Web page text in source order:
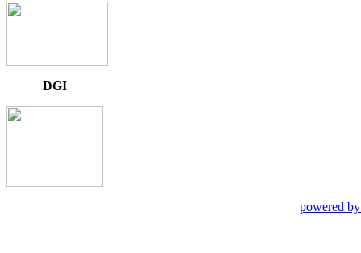
DGI
powered